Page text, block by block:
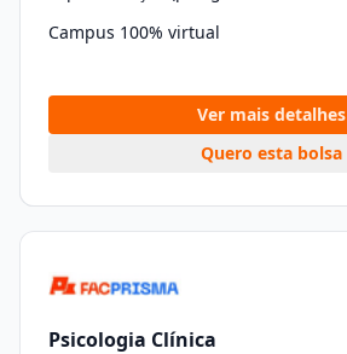
Campus 100% virtual
Ver mais detalhes
Quero esta bolsa
Psicologia Clínica